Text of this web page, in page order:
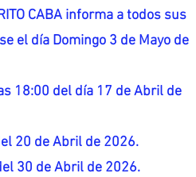
CABA informa a todos sus
el día Domingo 3 de Mayo de
18:00 del día 17 de Abril de
20 de Abril de 2026.
30 de Abril de 2026.